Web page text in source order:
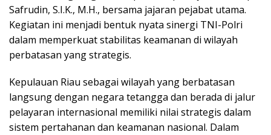
Safrudin, S.I.K., M.H., bersama jajaran pejabat utama.
Kegiatan ini menjadi bentuk nyata sinergi TNI-Polri
dalam memperkuat stabilitas keamanan di wilayah
perbatasan yang strategis.
Kepulauan Riau sebagai wilayah yang berbatasan
langsung dengan negara tetangga dan berada di jalur
pelayaran internasional memiliki nilai strategis dalam
sistem pertahanan dan keamanan nasional. Dalam